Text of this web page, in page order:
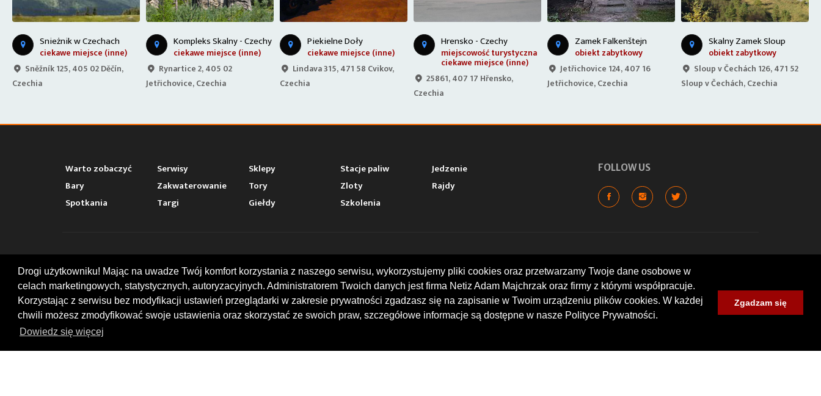
Drogi użytkowniku! Mając na uwadze Twój komfort korzystania z naszego serwisu, wykorzystujemy pliki cookies oraz przetwarzamy Twoje dane osobowe w
celach marketingowych, statystycznych, autoryzacyjnych. Administratorem Twoich danych jest firma Netiz Adam Majchrzak oraz firmy z którymi współpracuje.
Korzystając z serwisu bez modyfikacji ustawień przeglądarki w zakresie prywatności zgadzasz się na zapisanie w Twoim urządzeniu plików cookies. W każdej
chwili możesz zmodyfikować swoje ustawienia oraz skorzystać ze swoich praw, szczegółowe informacje są dostępne w nasze Polityce Prywatności.
Dowiedz się więcej
Zgadzam się
Snieżnik w Czechach
ciekawe miejsce (inne)
Sněžník 125, 405 02 Děčín,
Czechia
Kompleks Skalny - Czechy
ciekawe miejsce (inne)
Rynartice 2, 405 02
Jetřichovice, Czechia
Piekielne Doły
ciekawe miejsce (inne)
Lindava 315, 471 58 Cvikov,
Czechia
Hrensko - Czechy
miejscowość turystyczna
ciekawe miejsce (inne)
25861, 407 17 Hřensko,
Czechia
Zamek Falkenštejn
obiekt zabytkowy
Jetřichovice 124, 407 16
Jetřichovice, Czechia
Skalny Zamek Sloup
obiekt zabytkowy
Sloup v Čechách 126, 471 52
Sloup v Čechách, Czechia
Warto zobaczyć Serwisy Sklepy Stacje paliw
Jedzenie
Bary
Zakwaterowanie Tory Zloty
Rajdy
Spotkania
Targi Giełdy Szkolenia
FOLLOW US
© 2026 by MotoWhizzer.com
All rights reserved.
KONTAKT
ul. Chopina 16, I piętro
47-400 Racibórz
+48 519 739 378
MOTOWHIZZER.COM
Baza ciekawych miejsc motocyklowych, wartych odwiedzenia
w trakcie podróży. Przydatne lokalizacje: warsztaty, sklepy,
stacje benzynowe. Kalendarium zlotów i spotkań